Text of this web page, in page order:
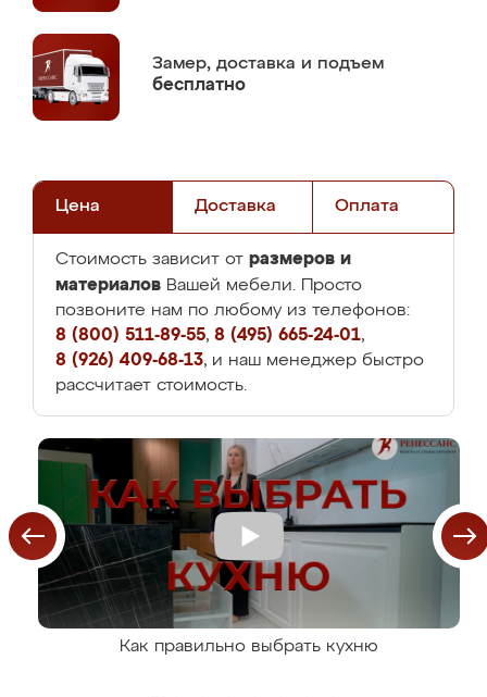
Замер, доставка и подъем
бесплатно
Цена Доставка Оплата
Стоимость зависит от размеров и
материалов Вашей мебели. Просто
позвоните нам по любому из телефонов:
8 (800) 511-89-55, 8 (495) 665-24-01,
8 (926) 409-68-13, и наш менеджер быстро
рассчитает стоимость.
Как правильно выбрать кухню